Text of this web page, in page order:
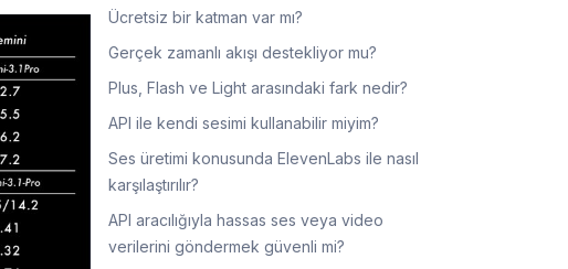
Ücretsiz bir katman var mı?
Gerçek zamanlı akışı destekliyor mu?
Plus, Flash ve Light arasındaki fark nedir?
API ile kendi sesimi kullanabilir miyim?
Ses üretimi konusunda ElevenLabs ile nasıl
karşılaştırılır?
API aracılığıyla hassas ses veya video
verilerini göndermek güvenli mi?